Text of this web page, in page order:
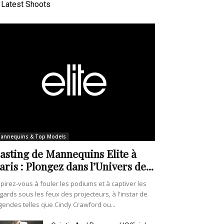
Latest Shoots
& Top Models
de Mannequins Elite à
: Plongez dans l’Univers de...
vous à fouler les podiums et à captiver les
sous les feux des projecteurs, à l'instar de
telles que Cindy Crawford ou...